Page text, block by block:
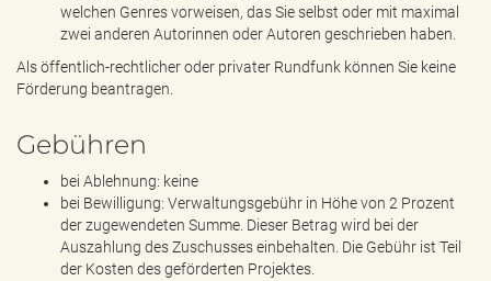
welchen Genres vorweisen, das Sie selbst oder mit maximal
zwei anderen Autorinnen oder Autoren geschrieben haben.
Als öffentlich-rechtlicher oder privater Rundfunk können Sie keine
Förderung beantragen.
Gebühren
bei Ablehnung: keine
bei Bewilligung: Verwaltungsgebühr in Höhe von 2 Prozent
der zugewendeten Summe. Dieser Betrag wird bei der
Auszahlung des Zuschusses einbehalten. Die Gebühr ist Teil
der Kosten des geförderten Projektes.